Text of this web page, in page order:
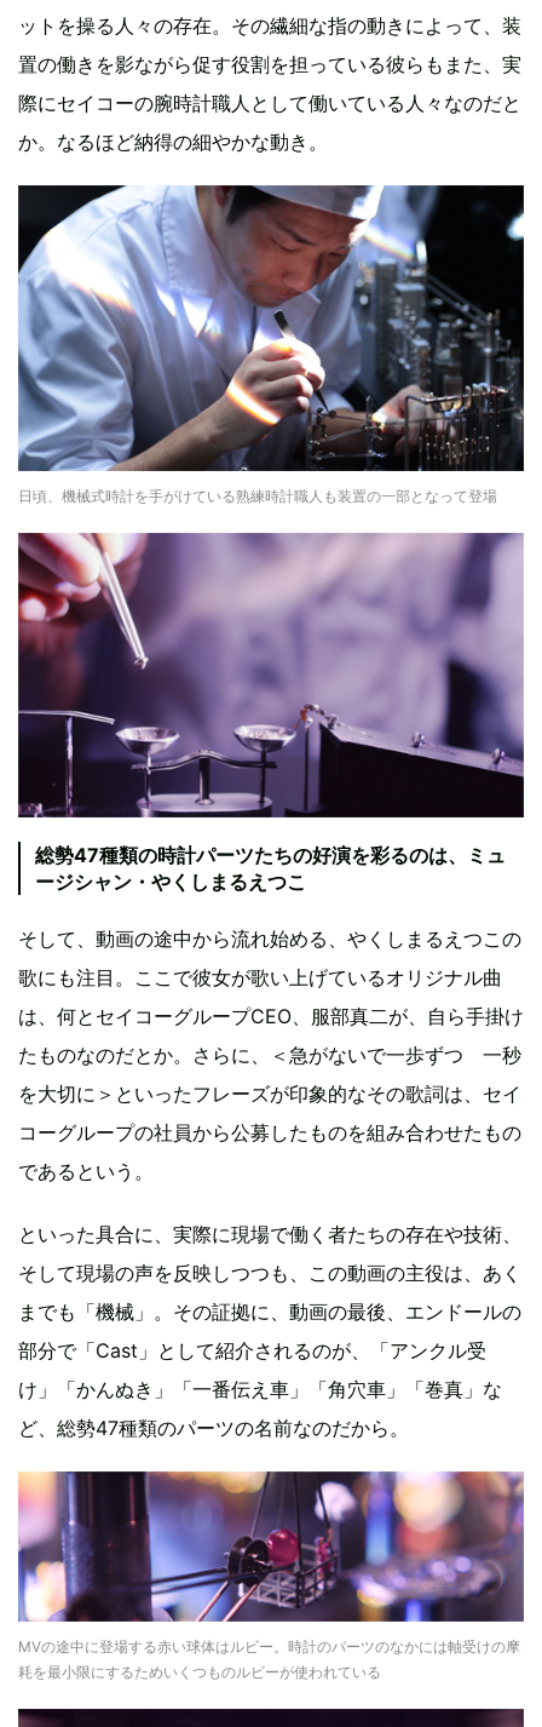
ットを操る人々の存在。その繊細な指の動きによって、装
置の働きを影ながら促す役割を担っている彼らもまた、実
際にセイコーの腕時計職人として働いている人々なのだと
か。なるほど納得の細やかな動き。
日頃、機械式時計を手がけている熟練時計職人も装置の一部となって登場
総勢47種類の時計パーツたちの好演を彩るのは、ミュ
ージシャン・やくしまるえつこ
そして、動画の途中から流れ始める、やくしまるえつこの
歌にも注目。ここで彼女が歌い上げているオリジナル曲
は、何とセイコーグループCEO、服部真二が、自ら手掛け
たものなのだとか。さらに、＜急がないで一歩ずつ 一秒
を大切に＞といったフレーズが印象的なその歌詞は、セイ
コーグループの社員から公募したものを組み合わせたもの
であるという。
といった具合に、実際に現場で働く者たちの存在や技術、
そして現場の声を反映しつつも、この動画の主役は、あく
までも「機械」。その証拠に、動画の最後、エンドールの
部分で「Cast」として紹介されるのが、「アンクル受
け」「かんぬき」「一番伝え車」「角穴車」「巻真」な
ど、総勢47種類のパーツの名前なのだから。
MVの途中に登場する赤い球体はルビー。時計のパーツのなかには軸受けの摩
耗を最小限にするためいくつものルビーが使われている